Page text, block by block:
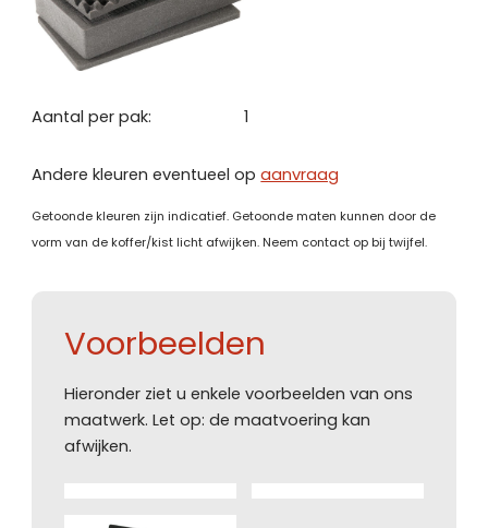
Aantal per pak: 1
Andere kleuren eventueel opaanvraag
Getoonde kleuren zijn indicatief. Getoonde maten kunnen door de
vorm van de koffer/kist licht afwijken. Neem contact op bij twijfel.
Voorbeelden
Hieronder ziet u enkele voorbeelden van ons
maatwerk. Let op: de maatvoering kan
afwijken.